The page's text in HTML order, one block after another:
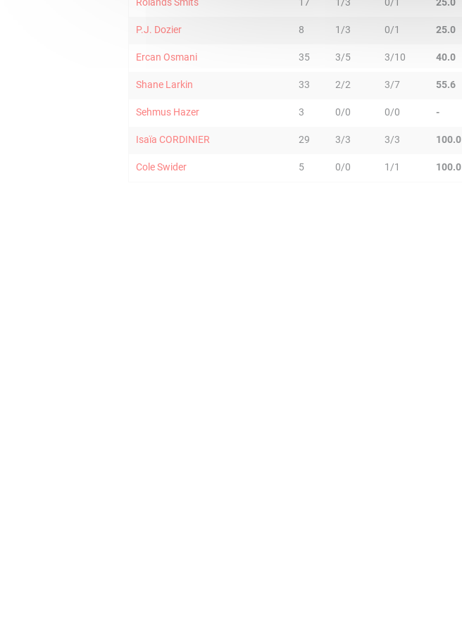
P.J. Dozier 8 1/3 0/1 25.0
Ercan Osmani 35 3/5 3/10 40.0
Shane Larkin 33 2/2 3/7 55.6
Sehmus Hazer 3 0/0 0/0 -
Isaïa CORDINIER 29 3/3 3/3 100.0
Cole Swider 5 0/0 1/1 100.0